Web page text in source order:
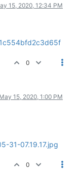
15, 2020, 12:34 PM
0
May 15, 2020, 1:00 PM
0